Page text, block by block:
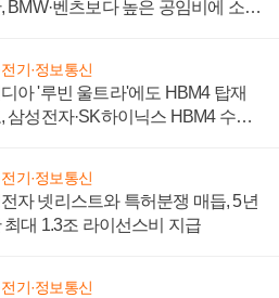
BMW·벤츠보다 높은 공임비에 소비
기·정보통신
아 '루빈 울트라'에도 HBM4 탑재
삼성전자·SK하이닉스 HBM4 수율
기·정보통신
자 넷리스트와 특허분쟁 매듭, 5년
최대 1.3조 라이선스비 지급
기·정보통신